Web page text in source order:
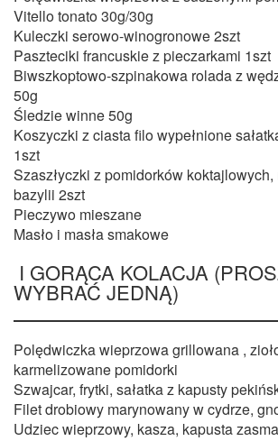
Vitello tonato 30g/30g
Kuleczki serowo-winogronowe 2szt
Paszteciki francuskie z pieczarkami 1szt
Biwszkoptowo-szpinakowa rolada z
50g
Śledzie winne 50g
Koszyczki z ciasta filo wypełnione
1szt
Szaszłyczki z pomidorków
bazylii 2szt
Pieczywo mieszane
Masło i masła smakowe
I GORĄCA KOLACJA
WYBRAĆ JEDNĄ)
Polędwiczka wieprzowa grillowana ,
karmelizowane pomidorki
Szwajcar, frytki, sałatka z kapusty
Filet drobiowy marynowany w cydrze,
Udziec wieprzowy, kasza, kapusta